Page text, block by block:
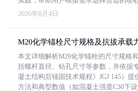
2026年8月4日
M20化学锚栓尺寸规格及抗拔承载
本文详细解析M20化学锚栓的尺寸规格
括螺杆直径、钻孔尺寸等参数，并依据
凝土结构后锚固技术规程》JGJ 145）提
方法和典型数值（如混凝土强度C30下设